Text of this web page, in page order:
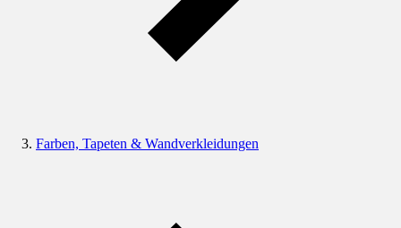
Farben, Tapeten & Wandverkleidungen